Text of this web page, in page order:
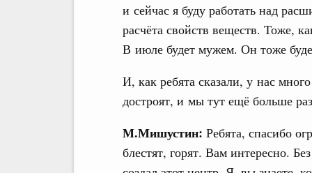
и сейчас я буду работать над
расчёта свойств веществ. Тоже,
В июле будет мужем. Он тоже
И, как ребята сказали, у нас
достроят, и мы тут ещё больше
М.Мишустин: Ребята, спасибо
блестят, горят. Вам интересно.